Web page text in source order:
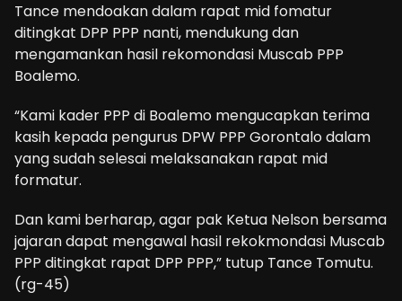
Tance mendoakan dalam rapat mid fomatur
ditingkat DPP PPP nanti, mendukung dan
mengamankan hasil rekomondasi Muscab PPP
Boalemo.
“Kami kader PPP di Boalemo mengucapkan terima
kasih kepada pengurus DPW PPP Gorontalo dalam
yang sudah selesai melaksanakan rapat mid
formatur.
Dan kami berharap, agar pak Ketua Nelson bersama
jajaran dapat mengawal hasil rekokmondasi Muscab
PPP ditingkat rapat DPP PPP,” tutup Tance Tomutu.
(rg-45)